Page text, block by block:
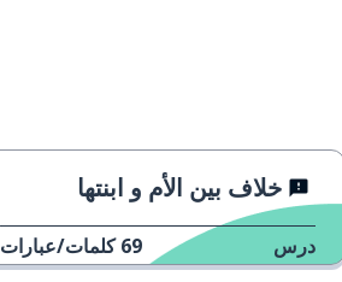
خلاف بين الأم و ابنتها
درس 69 كلمات/عبارات